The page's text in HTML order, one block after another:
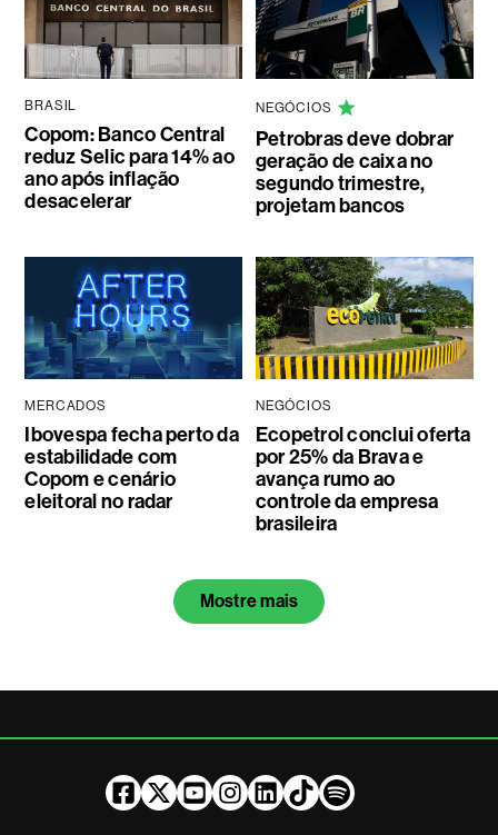
BRASIL
Copom: Banco Central
reduz Selic para 14% ao
ano após inflação
desacelerar
NEGÓCIOS
Petrobras deve dobrar
geração de caixa no
segundo trimestre,
projetam bancos
MERCADOS
Ibovespa fecha perto da
estabilidade com
Copom e cenário
eleitoral no radar
NEGÓCIOS
Ecopetrol conclui oferta
por 25% da Brava e
avança rumo ao
controle da empresa
brasileira
Mostre mais